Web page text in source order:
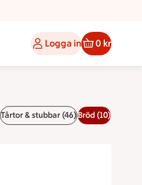
Logga in 0 kr
Tårtor & stubbar (46)Bröd (10)